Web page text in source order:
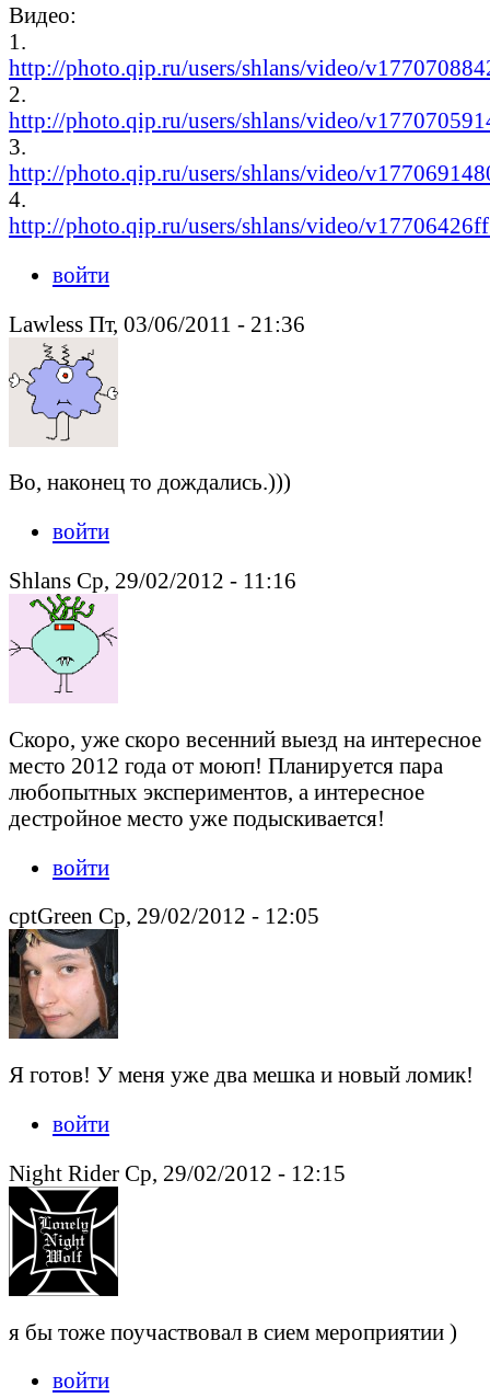
Видео:
1.
http://photo.qip.ru/users/shlans/video/
2.
http://photo.qip.ru/users/shlans/video/
3.
http://photo.qip.ru/users/shlans/video/
4.
http://photo.qip.ru/users/shlans/video/
войти
Lawless Пт, 03/06/2011 - 21:36
Во, наконец то дождались.)))
войти
Shlans Ср, 29/02/2012 - 11:16
Скоро, уже скоро весенний выезд на интересное
место 2012 года от моюп! Планируется пара
любопытных экспериментов, а интересное
дестройное место уже подыскивается!
войти
cptGreen Ср, 29/02/2012 - 12:05
Я готов! У меня уже два мешка и новый ломик!
войти
Night Rider Ср, 29/02/2012 - 12:15
я бы тоже поучаствовал в сием мероприятии )
войти